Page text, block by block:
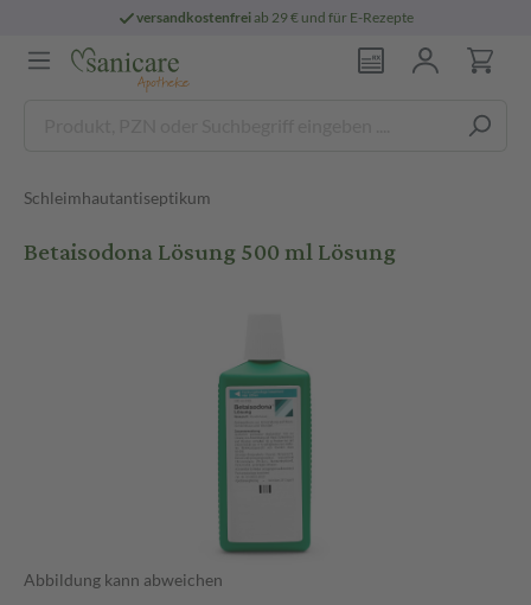
versandkostenfreiab 29 € und für E-Rezepte
Schleimhautantiseptikum
Betaisodona Lösung 500 ml Lösung
Abbildung kann abweichen